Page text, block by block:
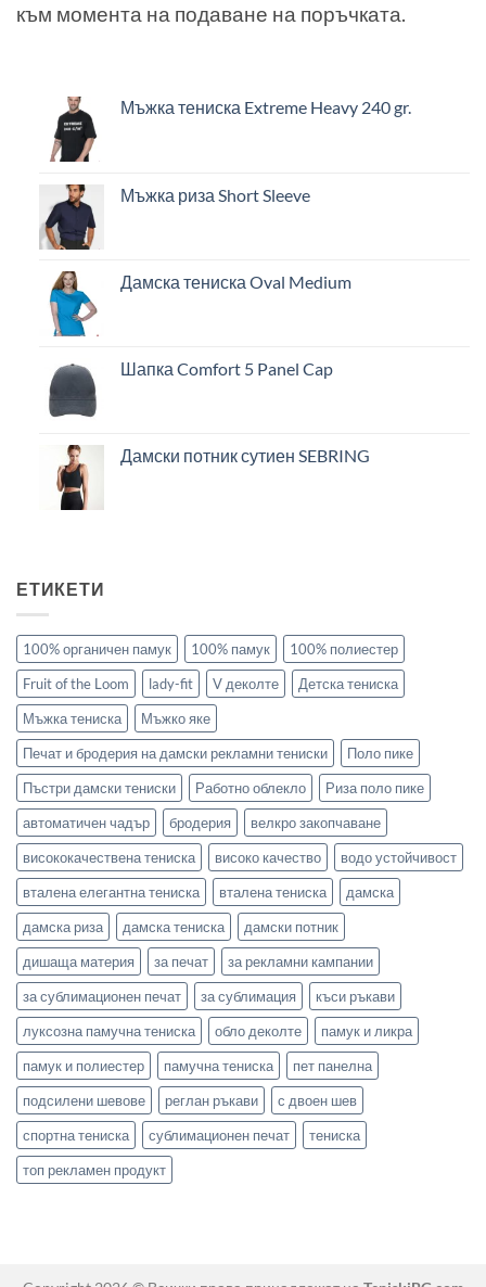
към момента на подаване на поръчката.
Мъжка тениска Extreme Heavy 240 gr.
Мъжка риза Short Sleeve
Дамска тениска Oval Medium
Шапка Comfort 5 Panel Cap
Дамски потник сутиен SEBRING
ЕТИКЕТИ
100% органичен памук 100% памук
100% полиестер
Fruit of the Loom
lady-fit V деколте
Детска тениска
Мъжка тениска
Мъжко яке
Печат и бродерия на дамски рекламни тениски
Поло пике
Пъстри дамски тениски
Работно облекло
Риза поло пике
автоматичен чадър
бродерия
велкро закопчаване
висококачествена тениска
високо качество
водо устойчивост
вталена елегантна тениска
вталена тениска
дамска
дамска риза
дамска тениска
дамски потник
дишаща материя
за печат
за рекламни кампании
за сублимационен печат
за сублимация
къси ръкави
луксозна памучна тениска
обло деколте
памук и ликра
памук и полиестер
памучна тениска
пет панелна
подсилени шевове
реглан ръкави
с двоен шев
спортна тениска
сублимационен печат
тениска
топ рекламен продукт